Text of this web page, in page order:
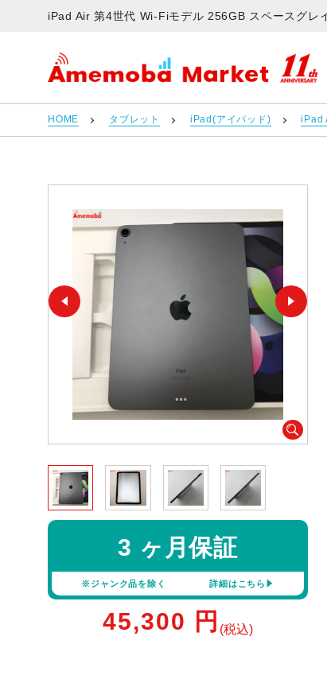
iPad Air 第4世代 Wi-Fiモデル 256GB スペースグレ
アメモバマーケット
HOME タブレット iPad(アイパッド) iPad
3 ヶ月保証
※ジャンク品を除く 詳細はこちら
45,300 円 (税込)